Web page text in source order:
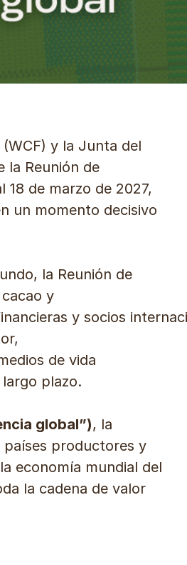
y la Junta del
la Reunión de
18 de marzo de 2027,
un momento decisivo
la Reunión de
y
y socios
de vida
plazo.
global”), la
países productores y
economía mundial del
la cadena de valor